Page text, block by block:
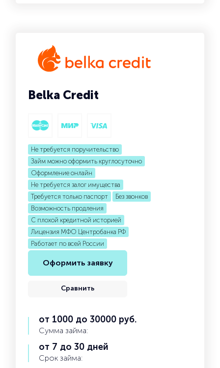
Belka Credit
Не требуется поручительство
Займ можно оформить круглосуточно
Оформление онлайн
Не требуется залог имущества
Требуется только паспорт
Без звонков
Возможность продления
С плохой кредитной историей
Лицензия МФО Центробанка РФ
Работает по всей России
Оформить заявку
Сравнить
от 1000 до 30000 руб.
Сумма займа:
от 7 до 30 дней
Срок займа: